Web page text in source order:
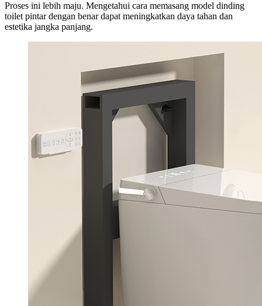
Proses ini lebih maju. Mengetahui cara memasang model dinding
toilet pintar dengan benar dapat meningkatkan daya tahan dan
estetika jangka panjang.